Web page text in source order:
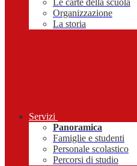
Le carte della scuola
Organizzazione
La storia
Servizi
Panoramica
Famiglie e studenti
Personale scolastico
Percorsi di studio